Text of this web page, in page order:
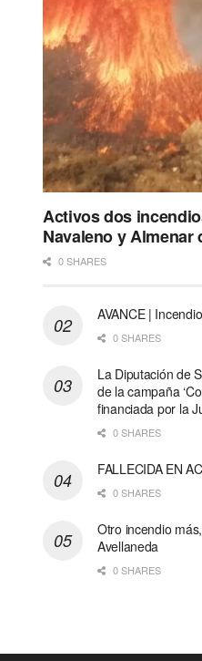
Activos dos
Navaleno y Almenar
0 SHARES
AVANCE |
0 SHARES
La Diputación de
de la campaña
financiada por la
0 SHARES
FALLECIDA EN
0 SHARES
Otro incendio
Avellaneda
0 SHARES